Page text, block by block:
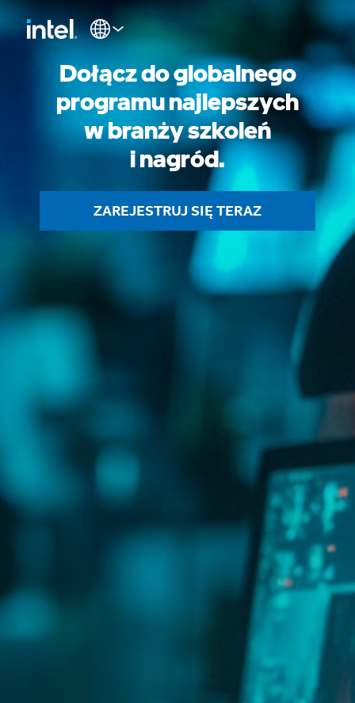
Dołącz do globalnego
programu najlepszych
w branży szkoleń
i nagród.
ZAREJESTRUJ SIĘ TERAZ